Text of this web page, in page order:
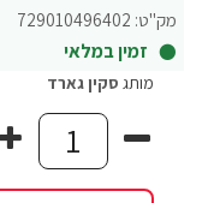
מק"ט: 729010496402
זמין במלאי
מותג סקין גארד